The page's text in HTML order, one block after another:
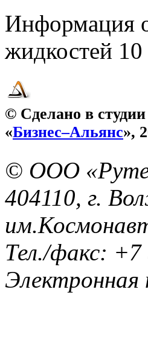
Информация
жидкостей 10
© Сделано в студии
«Бизнес–Альянс»,
© ООО
404110, г.
Тел./факс:
Электронная